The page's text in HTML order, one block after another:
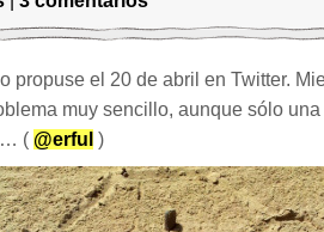
propuse el 20 de abril en Twitter.
muy sencillo, aunque sólo
( @erful )